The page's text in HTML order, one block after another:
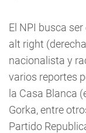
El NPI busca
alt right
nacionalista y
varios reportes
la Casa Blanca
Gorka, entre
Partido